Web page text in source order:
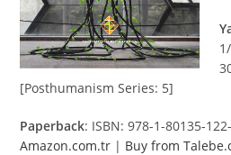
[Posthumanism Series: 5]
Paperback: ISBN: 978-1-80135-
Amazon.com.tr | Buy from